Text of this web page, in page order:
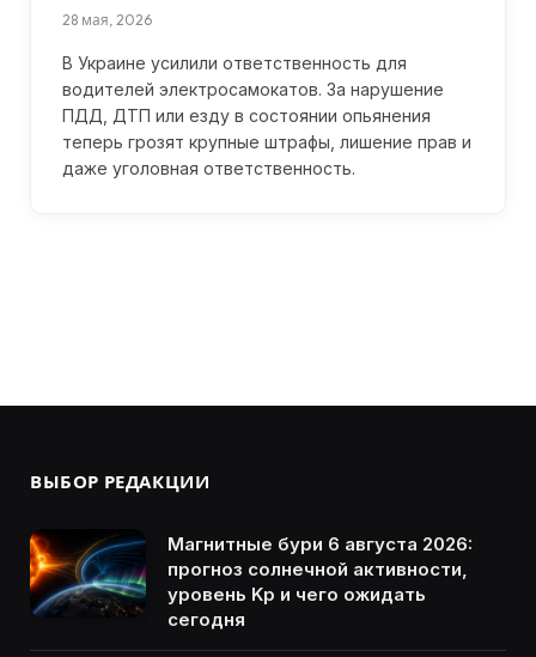
28 мая, 2026
В Украине усилили ответственность для
водителей электросамокатов. За нарушение
ПДД, ДТП или езду в состоянии опьянения
теперь грозят крупные штрафы, лишение прав и
даже уголовная ответственность.
ВЫБОР РЕДАКЦИИ
Магнитные бури 6 августа 2026:
прогноз солнечной активности,
уровень Kp и чего ожидать
сегодня